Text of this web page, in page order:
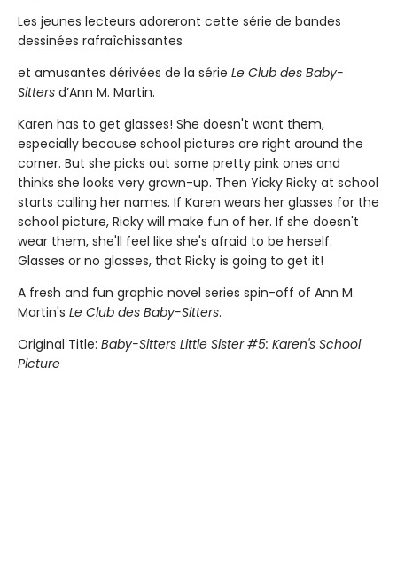
Les jeunes lecteurs adoreront cette série de bandes
dessinées rafraîchissantes
et amusantes dérivées de la série Le Club des Baby-
Sitters d’Ann M. Martin.
Karen has to get glasses! She doesn't want them,
especially because school pictures are right around the
corner. But she picks out some pretty pink ones and
thinks she looks very grown-up. Then Yicky Ricky at school
starts calling her names. If Karen wears her glasses for the
school picture, Ricky will make fun of her. If she doesn't
wear them, she'll feel like she's afraid to be herself.
Glasses or no glasses, that Ricky is going to get it!
A fresh and fun graphic novel series spin-off of Ann M.
Martin's Le Club des Baby-Sitters.
Original Title: Baby-Sitters Little Sister #5: Karen's School
Picture